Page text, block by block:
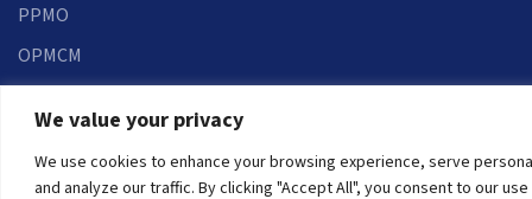
We value your privacy
We use cookies to enhance your browsing experience, serve
and analyze our traffic. By clicking "Accept All", you consent to our
PPMO
OPMCM
Pokhara University